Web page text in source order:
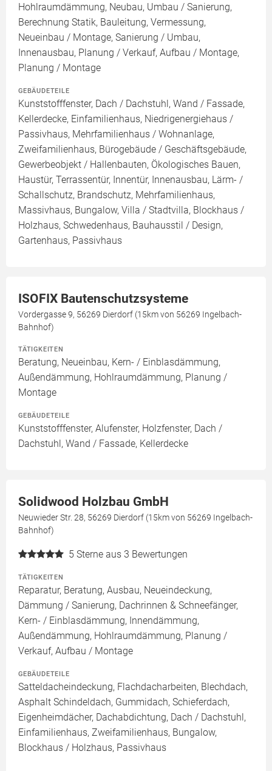
Hohlraumdämmung, Neubau, Umbau / Sanierung,
Berechnung Statik, Bauleitung, Vermessung,
Neueinbau / Montage, Sanierung / Umbau,
Innenausbau, Planung / Verkauf, Aufbau / Montage,
Planung / Montage
GEBÄUDETEILE
Kunststofffenster, Dach / Dachstuhl, Wand / Fassade,
Kellerdecke, Einfamilienhaus, Niedrigenergiehaus /
Passivhaus, Mehrfamilienhaus / Wohnanlage,
Zweifamilienhaus, Bürogebäude / Geschäftsgebäude,
Gewerbeobjekt / Hallenbauten, Ökologisches Bauen,
Haustür, Terrassentür, Innentür, Innenausbau, Lärm- /
Schallschutz, Brandschutz, Mehrfamilienhaus,
Massivhaus, Bungalow, Villa / Stadtvilla, Blockhaus /
Holzhaus, Schwedenhaus, Bauhausstil / Design,
Gartenhaus, Passivhaus
ISOFIX Bautenschutzsysteme
Vordergasse 9, 56269 Dierdorf (15km von 56269 Ingelbach-
Bahnhof)
TÄTIGKEITEN
Beratung, Neueinbau, Kern- / Einblasdämmung,
Außendämmung, Hohlraumdämmung, Planung /
Montage
GEBÄUDETEILE
Kunststofffenster, Alufenster, Holzfenster, Dach /
Dachstuhl, Wand / Fassade, Kellerdecke
Solidwood Holzbau GmbH
Neuwieder Str. 28, 56269 Dierdorf (15km von 56269 Ingelbach-
Bahnhof)
5 Sterne aus 3 Bewertungen
TÄTIGKEITEN
Reparatur, Beratung, Ausbau, Neueindeckung,
Dämmung / Sanierung, Dachrinnen & Schneefänger,
Kern- / Einblasdämmung, Innendämmung,
Außendämmung, Hohlraumdämmung, Planung /
Verkauf, Aufbau / Montage
GEBÄUDETEILE
Satteldacheindeckung, Flachdacharbeiten, Blechdach,
Asphalt Schindeldach, Gummidach, Schieferdach,
Eigenheimdächer, Dachabdichtung, Dach / Dachstuhl,
Einfamilienhaus, Zweifamilienhaus, Bungalow,
Blockhaus / Holzhaus, Passivhaus